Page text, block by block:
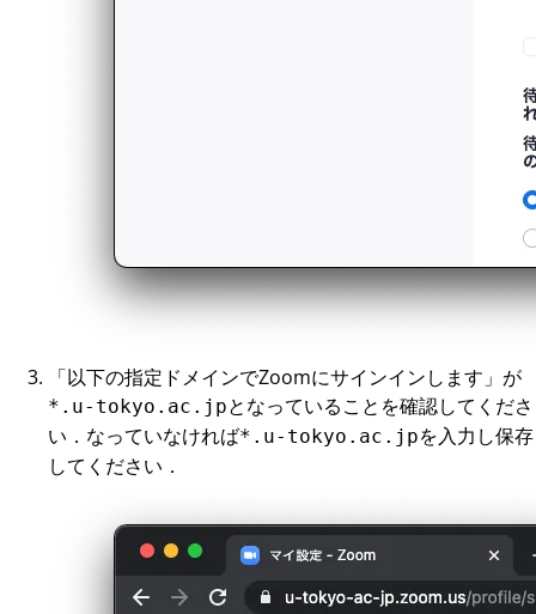
「以下の指定ドメインでZoomにサインインします」が
*.u-tokyo.ac.jpとなっていることを確認してくださ
い．なっていなければ*.u-tokyo.ac.jpを入力し保存
してください．